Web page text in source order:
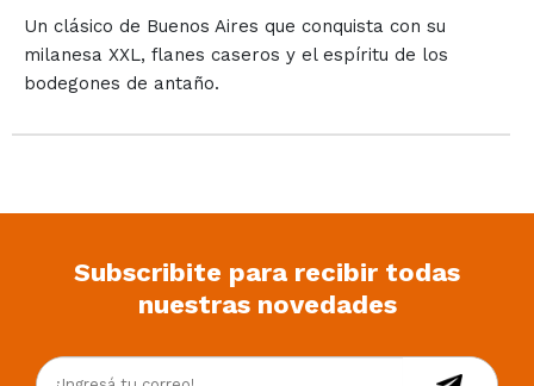
Un clásico de Buenos Aires que conquista con su
milanesa XXL, flanes caseros y el espíritu de los
bodegones de antaño.
Subscribite para recibir todas
nuestras novedades